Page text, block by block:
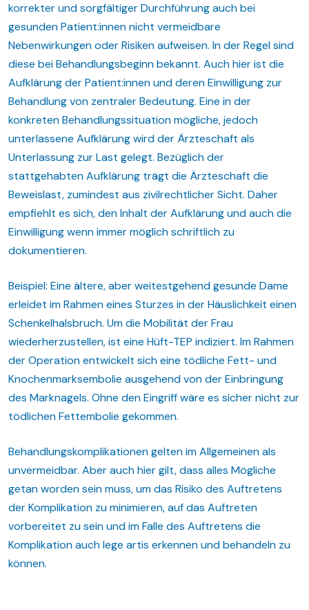
korrekter und sorgfältiger Durchführung auch bei
gesunden Patient:innen nicht vermeidbare
Nebenwirkungen oder Risiken aufweisen. In der Regel sind
diese bei Behandlungsbeginn bekannt. Auch hier ist die
Aufklärung der Patient:innen und deren Einwilligung zur
Behandlung von zentraler Bedeutung. Eine in der
konkreten Behandlungssituation mögliche, jedoch
unterlassene Aufklärung wird der Ärzteschaft als
Unterlassung zur Last gelegt. Bezüglich der
stattgehabten Aufklärung trägt die Ärzteschaft die
Beweislast, zumindest aus zivilrechtlicher Sicht. Daher
empfiehlt es sich, den Inhalt der Aufklärung und auch die
Einwilligung wenn immer möglich schriftlich zu
dokumentieren.
Beispiel: Eine ältere, aber weitestgehend gesunde Dame
erleidet im Rahmen eines Sturzes in der Häuslichkeit einen
Schenkelhalsbruch. Um die Mobilität der Frau
wiederherzustellen, ist eine Hüft-TEP indiziert. Im Rahmen
der Operation entwickelt sich eine tödliche Fett- und
Knochenmarksembolie ausgehend von der Einbringung
des Marknagels. Ohne den Eingriff wäre es sicher nicht zur
tödlichen Fettembolie gekommen.
Behandlungskomplikationen gelten im Allgemeinen als
unvermeidbar. Aber auch hier gilt, dass alles Mögliche
getan worden sein muss, um das Risiko des Auftretens
der Komplikation zu minimieren, auf das Auftreten
vorbereitet zu sein und im Falle des Auftretens die
Komplikation auch lege artis erkennen und behandeln zu
können.